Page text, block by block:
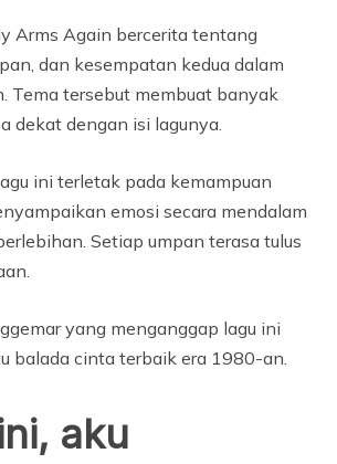
Arms Again bercerita tentang
dan kesempatan kedua dalam
Tema tersebut membuat banyak
dekat dengan isi lagunya.
ini terletak pada kemampuan
emosi secara mendalam
Setiap umpan terasa tulus
yang menganggap lagu ini
balada cinta terbaik era 1980-an.
aku